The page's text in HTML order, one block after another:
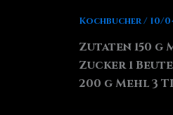
Kochbucher/ 10/
Zutaten 150 g
Zucker 1
200 g Mehl 3